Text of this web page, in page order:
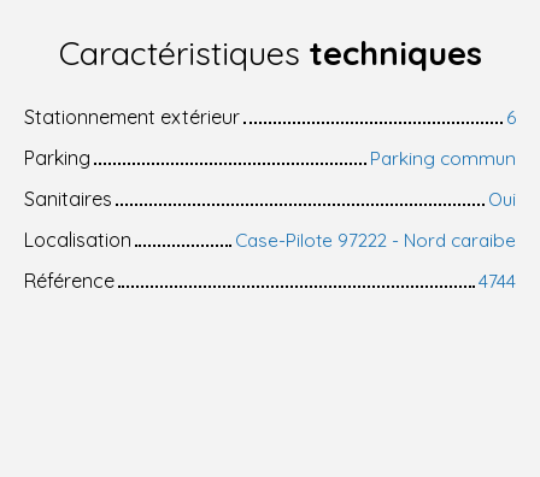
Caractéristiques techniques
Stationnement extérieur
6
Parking
Parking commun
Sanitaires
Oui
Localisation
Case-Pilote 97222 - Nord caraibe
Référence
4744